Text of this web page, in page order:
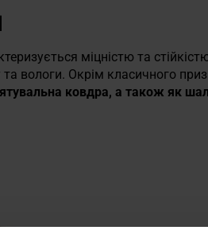
міцністю та
вологи. Окрім класичного
ковдра, а також як